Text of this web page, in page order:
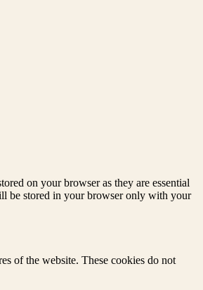
on your browser as they are essential
be stored in your browser only with your
of the website. These cookies do not